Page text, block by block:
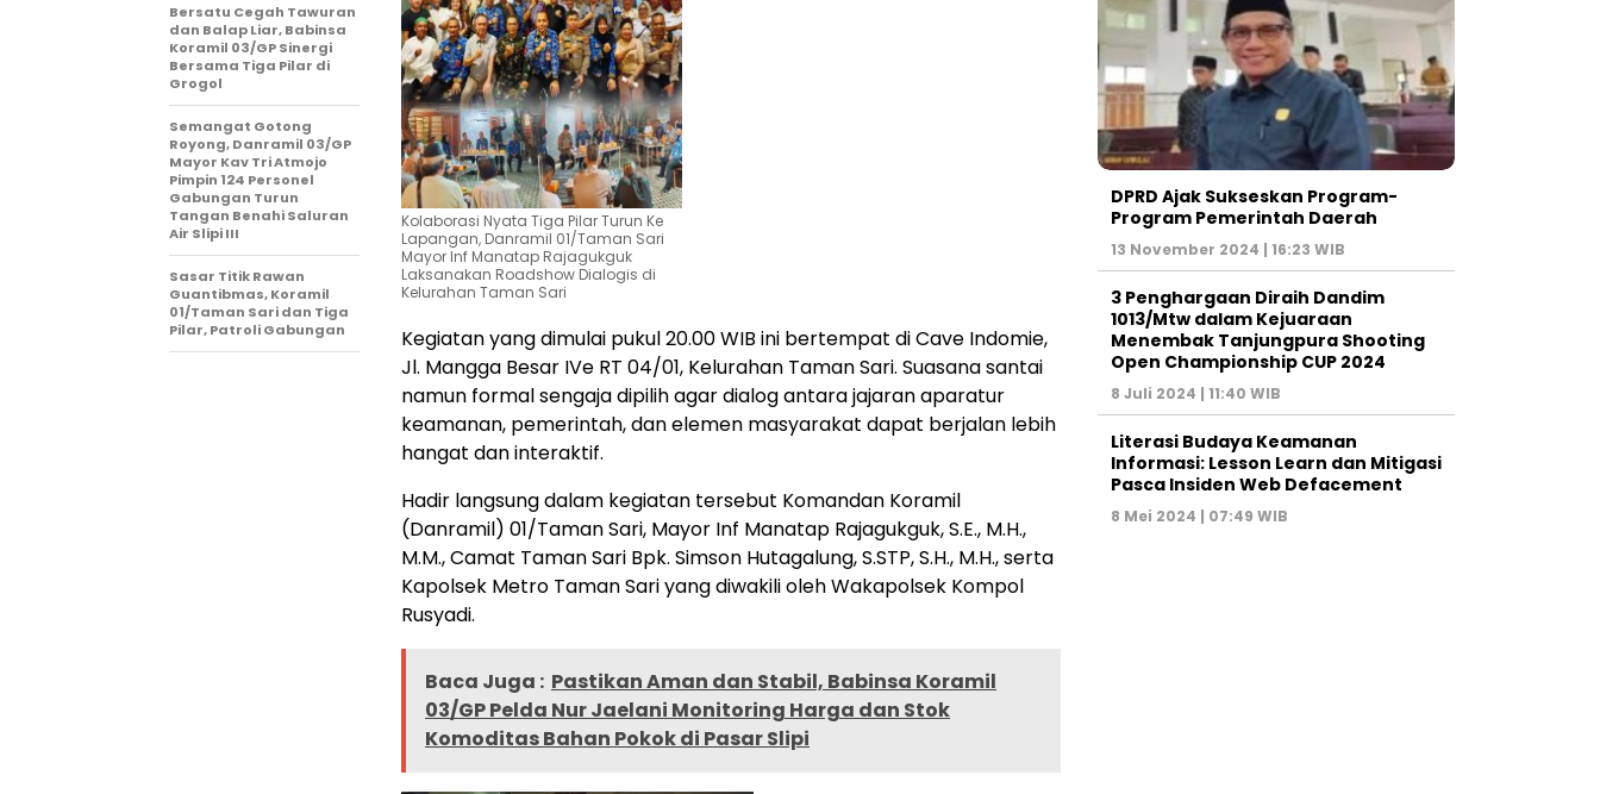
Kolaborasi Nyata Tiga Pilar Turun Ke
Lapangan, Danramil 01/Taman Sari
Mayor Inf Manatap Rajagukguk
Laksanakan Roadshow Dialogis di
Kelurahan Taman Sari
​Kegiatan yang dimulai pukul 20.00 WIB ini bertempat di Cave Indomie,
Jl. Mangga Besar IVe RT 04/01, Kelurahan Taman Sari. Suasana santai
namun formal sengaja dipilih agar dialog antara jajaran aparatur
keamanan, pemerintah, dan elemen masyarakat dapat berjalan lebih
hangat dan interaktif.
​Hadir langsung dalam kegiatan tersebut Komandan Koramil
(Danramil) 01/Taman Sari, Mayor Inf Manatap Rajagukguk, S.E., M.H.,
M.M., Camat Taman Sari Bpk. Simson Hutagalung, S.STP, S.H., M.H., serta
Kapolsek Metro Taman Sari yang diwakili oleh Wakapolsek Kompol
Rusyadi.
Baca Juga : Pastikan Aman dan Stabil, Babinsa Koramil
03/GP Pelda Nur Jaelani Monitoring Harga dan Stok
Komoditas Bahan Pokok di Pasar Slipi
Bersatu Cegah Tawuran
dan Balap Liar, Babinsa
Koramil 03/GP Sinergi
Bersama Tiga Pilar di
Grogol
Semangat Gotong
Royong, Danramil 03/GP
Mayor Kav Tri Atmojo
Pimpin 124 Personel
Gabungan Turun
Tangan Benahi Saluran
Air Slipi III
Sasar Titik Rawan
Guantibmas, Koramil
01/Taman Sari dan Tiga
Pilar, Patroli Gabungan
DPRD Ajak Sukseskan Program-
Program Pemerintah Daerah
13 November 2024 | 16:23 WIB
3 Penghargaan Diraih Dandim
1013/Mtw dalam Kejuaraan
Menembak Tanjungpura Shooting
Open Championship CUP 2024
8 Juli 2024 | 11:40 WIB
Literasi Budaya Keamanan
Informasi: Lesson Learn dan Mitigasi
Pasca Insiden Web Defacement
8 Mei 2024 | 07:49 WIB